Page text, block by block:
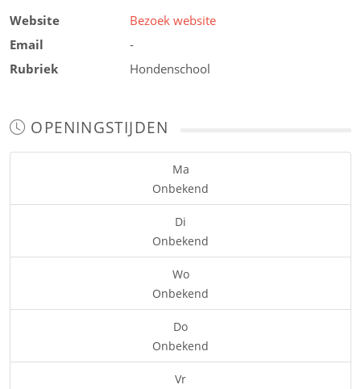
Website
Bezoek website
Email
-
Rubriek
Hondenschool
OPENINGSTIJDEN
Ma
Onbekend
Di
Onbekend
Wo
Onbekend
Do
Onbekend
Vr